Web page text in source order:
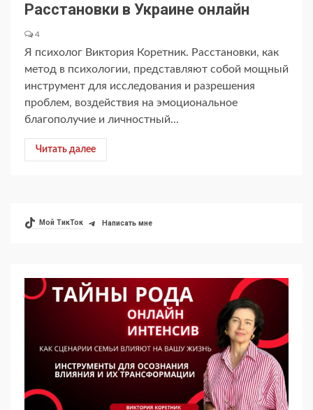
Расстановки в Украине онлайн
4
Я психолог Виктория Коретник. Расстановки, как
метод в психологии, представляют собой мощный
инструмент для исследования и разрешения
проблем, воздействия на эмоциональное
благополучие и личностный...
Читать далее
Мой ТикТок Написать мне